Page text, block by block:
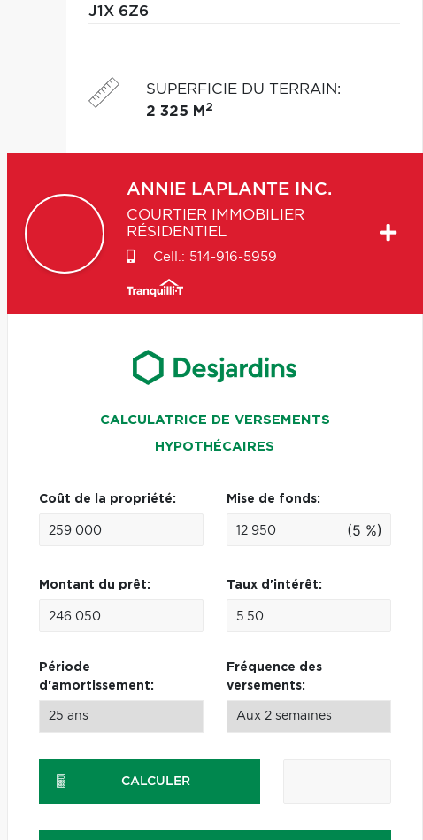
J1X 6Z6
SUPERFICIE DU TERRAIN:
2 325 M 2
ANNIE LAPLANTE INC.
COURTIER IMMOBILIER
RÉSIDENTIEL
Cell.: 514-916-5959
CALCULATRICE DE VERSEMENTS
HYPOTHÉCAIRES
Coût de la propriété: Mise de fonds:
(5 %)
Montant du prêt: Taux d'intérêt:
Période
d'amortissement:
Fréquence des
versements:
CALCULER